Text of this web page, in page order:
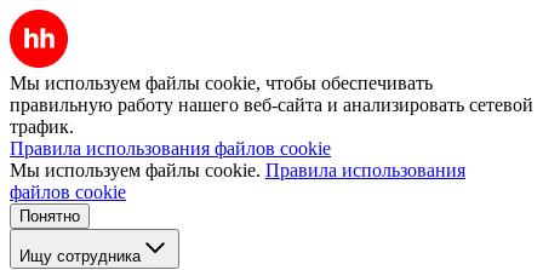
Мы используем файлы cookie, чтобы обеспечивать
правильную работу нашего веб-сайта и анализировать сетевой
трафик.
Правила использования файлов cookie
Мы используем файлы cookie. Правила использования
файлов cookie
Понятно
Ищу сотрудника